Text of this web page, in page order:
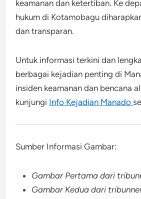
keamanan dan ketertiban. Ke
hukum di Kotamobagu
dan transparan.
Untuk informasi terkini dan
berbagai kejadian penting di
insiden keamanan dan bencana
kunjungi Info Kejadian Manado
Sumber Informasi Gambar:
Gambar Pertama dari
Gambar Kedua dari